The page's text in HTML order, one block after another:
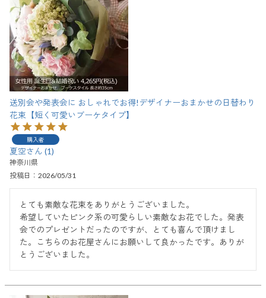
送別会や発表会に おしゃれでお得!デザイナーおまかせの日替わり
花束【短く可愛いブーケタイプ】
購入者
夏空 1
神奈川県
投稿日
2026/05/31
とても素敵な花束をありがとうございました。
希望していたピンク系の可愛らしい素敵なお花でした。発表
会でのプレゼントだったのですが、とても喜んで頂けまし
た。こちらのお花屋さんにお願いして良かったです。ありが
とうございました。